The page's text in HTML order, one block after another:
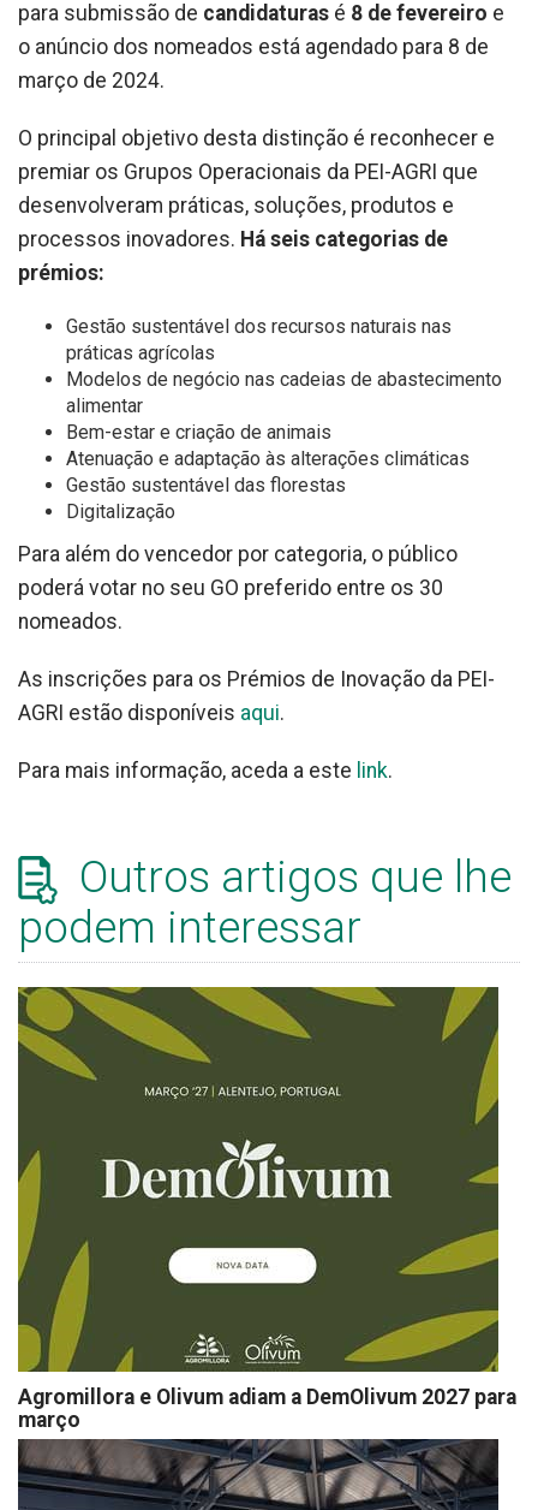
para submissão de candidaturas é 8 de fevereiro e
o anúncio dos nomeados está agendado para 8 de
março de 2024.
O principal objetivo desta distinção é reconhecer e
premiar os Grupos Operacionais da PEI-AGRI que
desenvolveram práticas, soluções, produtos e
processos inovadores. Há seis categorias de
prémios:
Gestão sustentável dos recursos naturais nas
práticas agrícolas
Modelos de negócio nas cadeias de abastecimento
alimentar
Bem-estar e criação de animais
Atenuação e adaptação às alterações climáticas
Gestão sustentável das florestas
Digitalização
Para além do vencedor por categoria, o público
poderá votar no seu GO preferido entre os 30
nomeados.
As inscrições para os Prémios de Inovação da PEI-
AGRI estão disponíveis aqui.
Para mais informação, aceda a este link.
Outros artigos que lhe
podem interessar
Agromillora e Olivum adiam a DemOlivum 2027 para
março